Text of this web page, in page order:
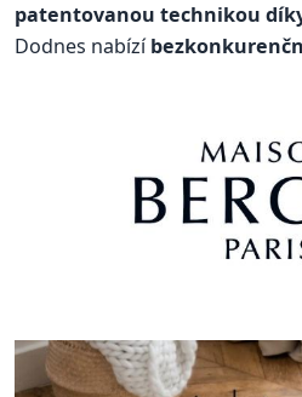
patentovanou technikou
Dodnes nabízí